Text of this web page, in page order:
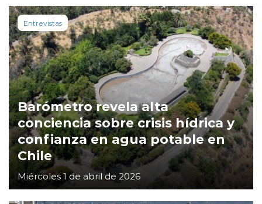
Entrevistas
Barómetro revela alta
conciencia sobre crisis hídrica y
confianza en agua potable en
Chile
Miércoles 1 de abril de 2026